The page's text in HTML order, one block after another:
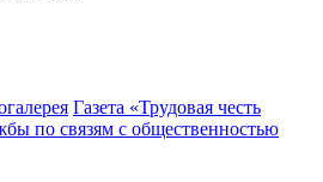
Газета «Трудовая честь
по связям с общественностью